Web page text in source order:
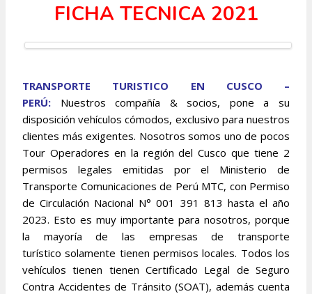
FICHA TECNICA 2021
TRANSPORTE TURISTICO EN CUSCO –
PERÚ: Nuestros compañía & socios, pone a su
disposición vehículos cómodos, exclusivo para nuestros
clientes más exigentes. Nosotros somos uno de pocos
Tour Operadores en la región del Cusco que tiene 2
permisos legales emitidas por el Ministerio de
Transporte Comunicaciones de Perú MTC, con Permiso
de Circulación Nacional N° 001 391 813 hasta el año
2023. Esto es muy importante para nosotros, porque
la mayoría de las empresas de transporte
turístico solamente tienen permisos locales. Todos los
vehículos tienen tienen Certificado Legal de Seguro
Contra Accidentes de Tránsito (SOAT), además cuenta